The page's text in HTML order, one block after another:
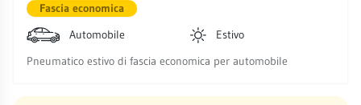
Fascia economica
Automobile
Estivo
Pneumatico estivo di fascia economica per automobile